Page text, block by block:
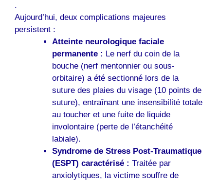
.
Aujourd’hui, deux complications majeures
persistent :
Atteinte neurologique faciale
permanente : Le nerf du coin de la
bouche (nerf mentonnier ou sous-
orbitaire) a été sectionné lors de la
suture des plaies du visage (10 points de
suture), entraînant une insensibilité totale
au toucher et une fuite de liquide
involontaire (perte de l’étanchéité
labiale).
Syndrome de Stress Post-Traumatique
(ESPT) caractérisé : Traitée par
anxiolytiques, la victime souffre de